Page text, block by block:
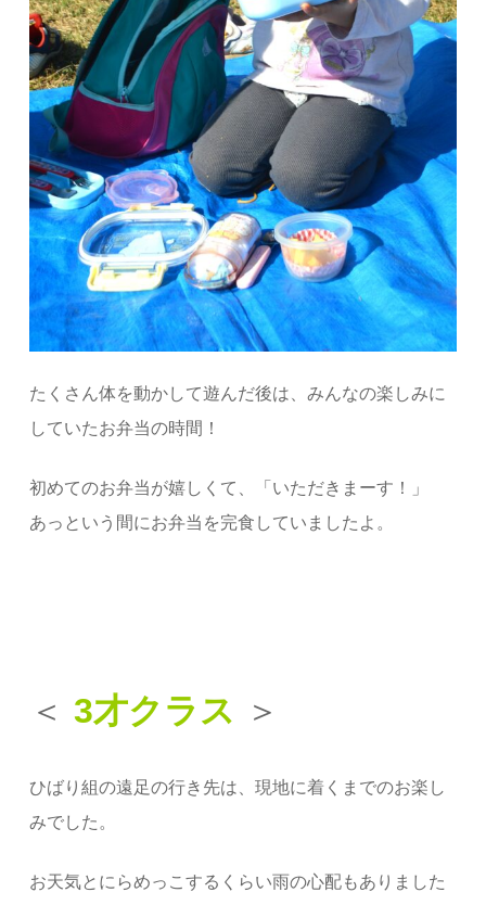
たくさん体を動かして遊んだ後は、みんなの楽しみに
していたお弁当の時間！
初めてのお弁当が嬉しくて、「いただきまーす！」
あっという間にお弁当を完食していましたよ。
＜3才クラス ＞
ひばり組の遠足の行き先は、現地に着くまでのお楽し
みでした。
お天気とにらめっこするくらい雨の心配もありました